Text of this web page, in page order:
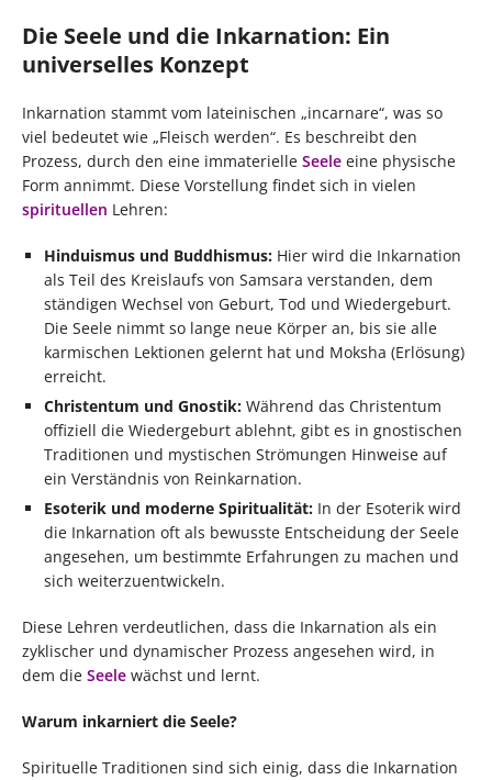
Die Seele und die Inkarnation: Ein
universelles Konzept
Inkarnation stammt vom lateinischen „incarnare“, was so
viel bedeutet wie „Fleisch werden“. Es beschreibt den
Prozess, durch den eine immaterielle Seele eine physische
Form annimmt. Diese Vorstellung findet sich in vielen
spirituellen Lehren:
Hinduismus und Buddhismus: Hier wird die Inkarnation
als Teil des Kreislaufs von Samsara verstanden, dem
ständigen Wechsel von Geburt, Tod und Wiedergeburt.
Die Seele nimmt so lange neue Körper an, bis sie alle
karmischen Lektionen gelernt hat und Moksha (Erlösung)
erreicht.
Christentum und Gnostik: Während das Christentum
offiziell die Wiedergeburt ablehnt, gibt es in gnostischen
Traditionen und mystischen Strömungen Hinweise auf
ein Verständnis von Reinkarnation.
Esoterik und moderne Spiritualität: In der Esoterik wird
die Inkarnation oft als bewusste Entscheidung der Seele
angesehen, um bestimmte Erfahrungen zu machen und
sich weiterzuentwickeln.
Diese Lehren verdeutlichen, dass die Inkarnation als ein
zyklischer und dynamischer Prozess angesehen wird, in
dem die Seele wächst und lernt.
Warum inkarniert die Seele?
Spirituelle Traditionen sind sich einig, dass die Inkarnation